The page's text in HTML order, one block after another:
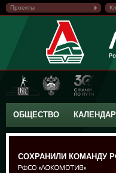
Проекты
ОБЩЕСТВО
СОХРАНИЛИ КОМАНДУ